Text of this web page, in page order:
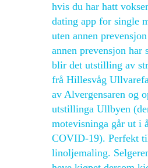
hvis du har hatt
dating app for single
uten annen
annen prevensjon har
blir det utstilling av
frå Hillesvåg
av Alvergensaren og
utstillinga Ullbyen
motevisninga går ut i
COVID-19). Perfekt
linoljemaling.